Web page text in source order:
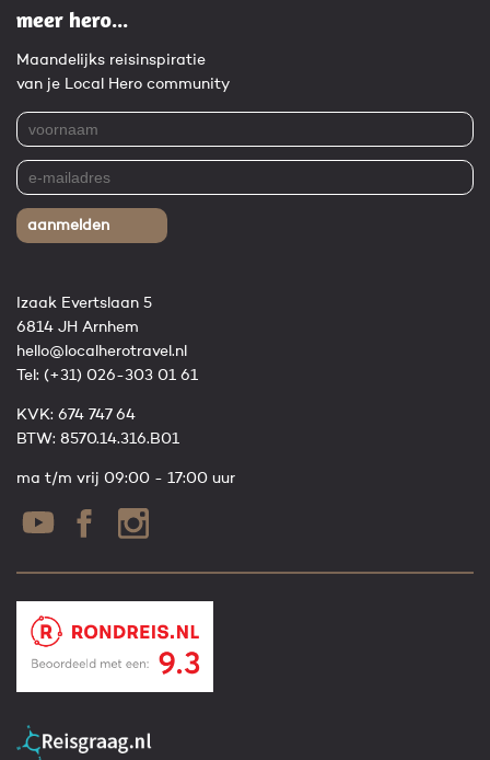
meer hero...
Maandelijks reisinspiratie
van je Local Hero community
aanmelden
Izaak Evertslaan 5
6814 JH Arnhem
hello@localherotravel.nl
Tel: (+31) 026-303 01 61
KVK: 674 747 64
BTW: 8570.14.316.B01
ma t/m vrij 09:00 - 17:00 uur